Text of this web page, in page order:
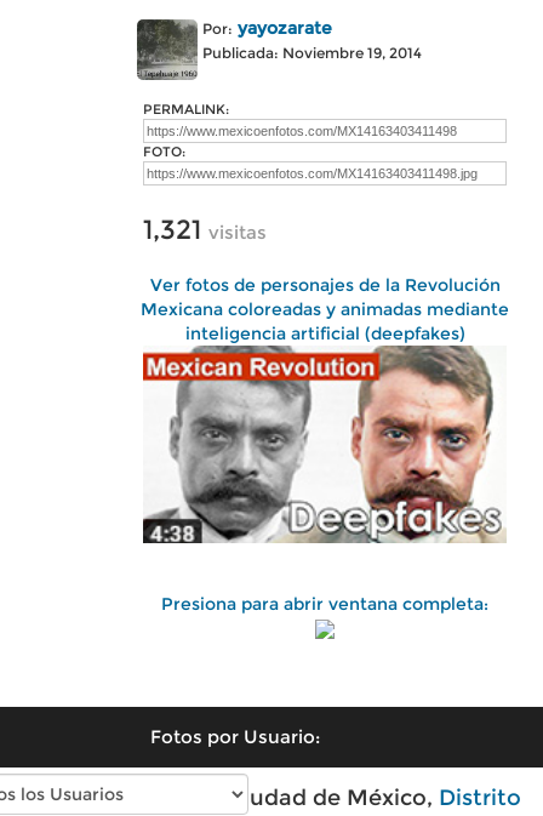
Por: yayozarate
Publicada: Noviembre 19, 2014
PERMALINK:
FOTO:
1,321 visitas
Ver fotos de personajes de la Revolución
Mexicana coloreadas y animadas mediante
inteligencia artificial (deepfakes)
Presiona para abrir ventana completa:
Fotos por Usuario:
Fotos antiguas de Ciudad de México, Distrito